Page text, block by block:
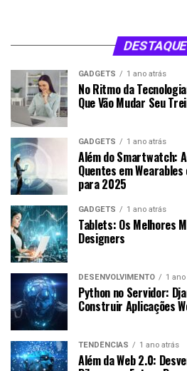
GADGETS 1 ano atrás
No Ritmo da
Que Vão Mudar Seu
GADGETS 1 ano atrás
Além do Smartwatch:
Quentes em
para 2025
GADGETS 1 ano atrás
Tablets: Os Melhores
Designers
DESENVOLVIMENTO 1
Python no Servidor:
Construir Aplicações
TENDÊNCIAS 1 ano atrás
Além da Web 2.0: